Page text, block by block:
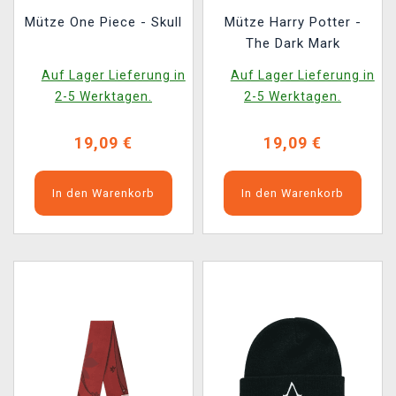
Mütze One Piece - Skull
Auf Lager Lieferung in
2-5 Werktagen.
19,09 €
In den Warenkorb
Mütze Harry Potter -
The Dark Mark
Auf Lager Lieferung in
2-5 Werktagen.
19,09 €
In den Warenkorb